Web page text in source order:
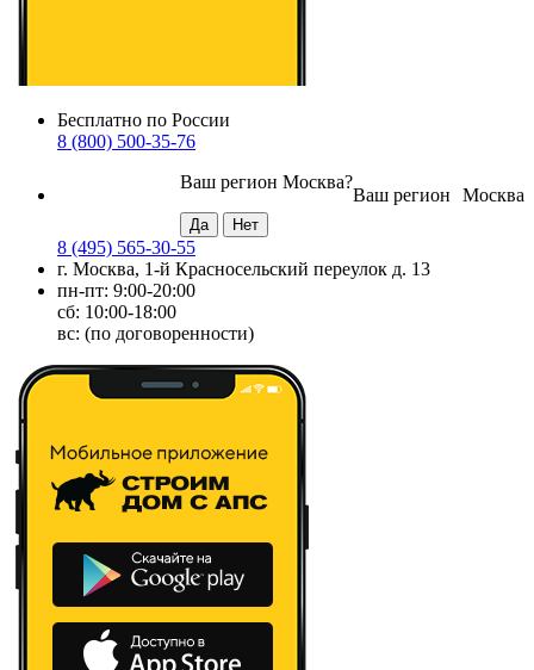
Бесплатно по России
8 (800) 500-35-76
Москва
Ваш регион
Ваш регион Москва?
8 (495) 565-30-55
г. Москва, 1-й Красносельский переулок д. 13
пн-пт: 9:00-20:00
сб: 10:00-18:00
вс: (по договоренности)